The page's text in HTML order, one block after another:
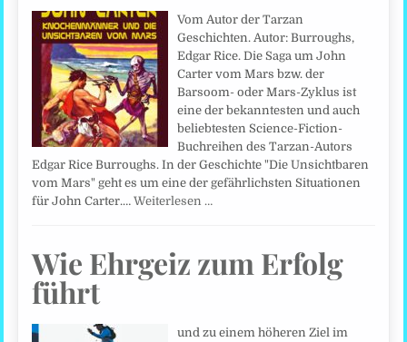
Vom Autor der Tarzan
Geschichten. Autor: Burroughs,
Edgar Rice. Die Saga um John
Carter vom Mars bzw. der
Barsoom- oder Mars-Zyklus ist
eine der bekanntesten und auch
beliebtesten Science-Fiction-
Buchreihen des Tarzan-Autors
Edgar Rice Burroughs. In der Geschichte "Die Unsichtbaren
vom Mars" geht es um eine der gefährlichsten Situationen
für John Carter.…Weiterlesen …
Wie Ehrgeiz zum Erfolg
führt
und zu einem höheren Ziel im